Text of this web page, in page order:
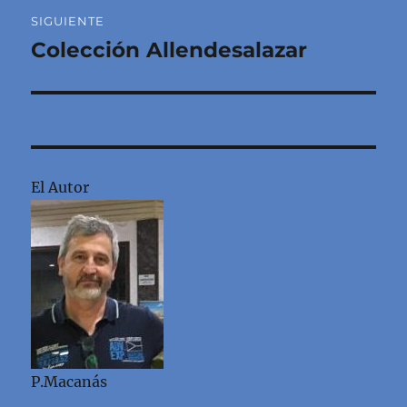
SIGUIENTE
Entrada
Colección Allendesalazar
El Autor
P.Macanás